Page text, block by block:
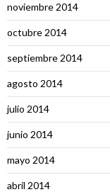
noviembre 2014
octubre 2014
septiembre 2014
agosto 2014
julio 2014
junio 2014
mayo 2014
abril 2014